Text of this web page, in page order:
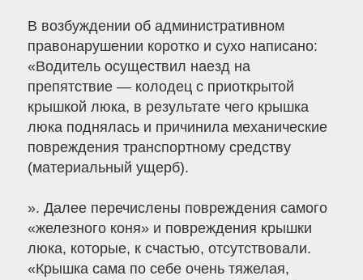
В возбуждении об административном
правонарушении коротко и сухо написано:
«Водитель осуществил наезд на
препятствие — колодец с приоткрытой
крышкой люка, в результате чего крышка
люка поднялась и причинила механические
повреждения транспортному средству
(материальный ущерб).
». Далее перечислены повреждения самого
«железного коня» и повреждения крышки
люка, которые, к счастью, отсутствовали.
«Крышка сама по себе очень тяжелая,